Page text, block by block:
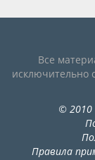
Все
исключительно
© 2010
Правила